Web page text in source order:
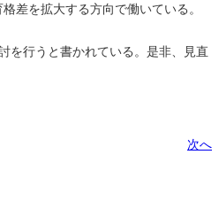
差を拡大する方向で働いている。
を行うと書かれている。是非、見直
次へ